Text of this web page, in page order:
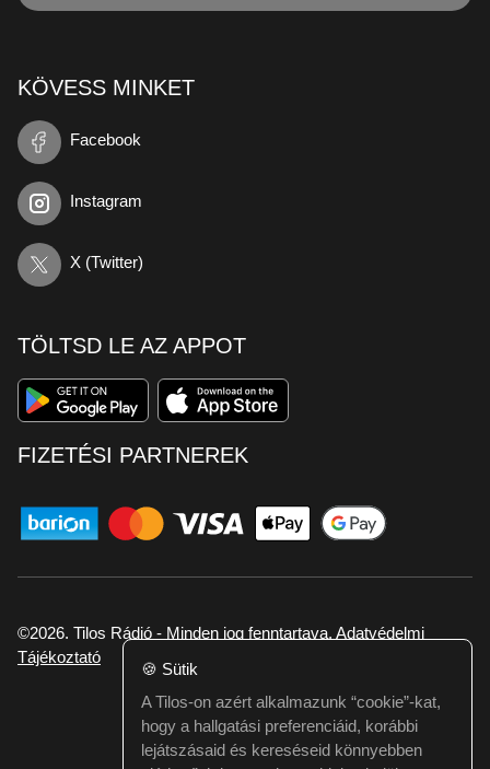
KÖVESS MINKET
Facebook
Instagram
X (Twitter)
TÖLTSD LE AZ APPOT
FIZETÉSI PARTNEREK
©2026. Tilos Rádió - Minden jog fenntartava. Adatvédelmi
Tájékoztató
Ha hibát találtál vagy kérdésed van itt jelezd:
webmester@tilos.hu
🍪 Sütik
A Tilos-on azért alkalmazunk “cookie”-kat,
hogy a hallgatási preferenciáid, korábbi
lejátszásaid és kereséseid könnyebben